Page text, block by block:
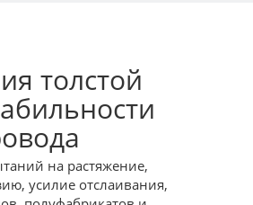
толстой
на растяжение,
усилие отслаивания,